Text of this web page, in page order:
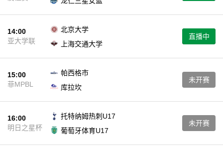
14:00
亚大学联
北京大学
上海交通大学
直播中
15:00
菲MPBL
帕西格市
库拉坎
未开赛
16:00
明日之星杯
托特纳姆热刺U17
葡萄牙体育U17
未开赛